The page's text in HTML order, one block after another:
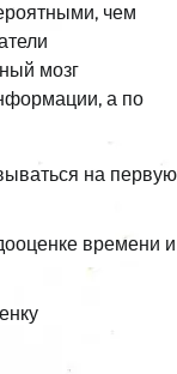
чем
мозг
а по
на первую
времени и